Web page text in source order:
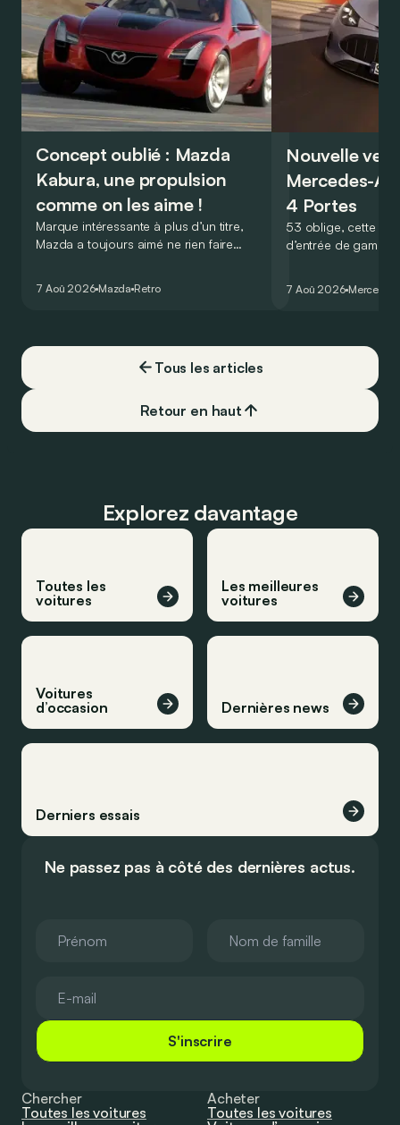
Concept oublié : Mazda
Kabura, une propulsion
comme on les aime !
Marque intéressante à plus d’un titre,
Mazda a toujours aimé ne rien faire
de la plus belle des manières…
7 Aoû 2026 Mazda Retro
Nouvelle
Mercedes-
4 Portes
53 oblige, cette
d’entrée de
moins…
7 Aoû 2026 Mercedes
Tous les articles
Retour en haut
Explorez davantage
Toutes les
voitures
Les meilleures
voitures
Voitures
d’occasion
Dernières news
Derniers essais
Ne passez pas à côté des dernières actus.
S'inscrire
Chercher
Toutes les voitures
Acheter
Toutes les voitures